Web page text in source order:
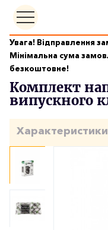
Увага! Відправлення
Мінімальна сума
безкоштовне!
Двигун
Комплект напрямних
Комплект
випускного
Характеристики